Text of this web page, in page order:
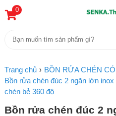
0
Trang chủ
BỒN RỬA CHÉN
Bồn rửa chén đúc 2 ngăn lớn
chén bẻ 360 độ
Bồn rửa chén đúc 2